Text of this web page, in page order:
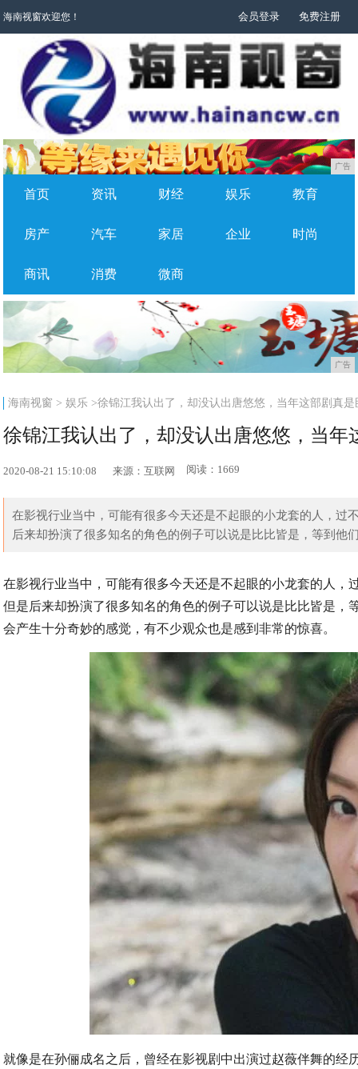
海南视窗欢迎您！ 会员登录 免费注册
广告
首页 资讯 财经 娱乐 教育
房产 汽车 家居 企业 时尚
商讯 消费 微商
广告
海南视窗 >娱乐 >徐锦江我认出了，却没认出唐悠悠，当年这部剧真
徐锦江我认出了，却没认出唐悠悠，当年
2020-08-21 15:10:08 来源：互联网 阅读：1669
在影视行业当中，可能有很多今天还是不起眼的小龙套的人，
后来却扮演了很多知名的角色的例子可以说是比比皆是，等到他
在影视行业当中，可能有很多今天还是不起眼的小龙套的人
但是后来却扮演了很多知名的角色的例子可以说是比比皆是
会产生十分奇妙的感觉，有不少观众也是感到非常的惊喜。
就像是在孙俪成名之后，曾经在影视剧中出演过赵薇伴舞的